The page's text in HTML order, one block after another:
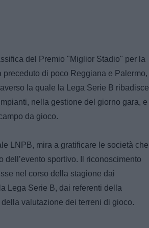
del Premio "Miglior Stadio" per la
di poco Reggiana e Palermo,
la quale la Lega Serie B ribadisce
nella gestione del giorno gara, e
da gioco.
LNPB, mira a gratificare le società che
sportivo. Il riconoscimento
nel corso della stagione dai
Lega Serie B, dai referenti della
valutazione dei terreni di gioco.